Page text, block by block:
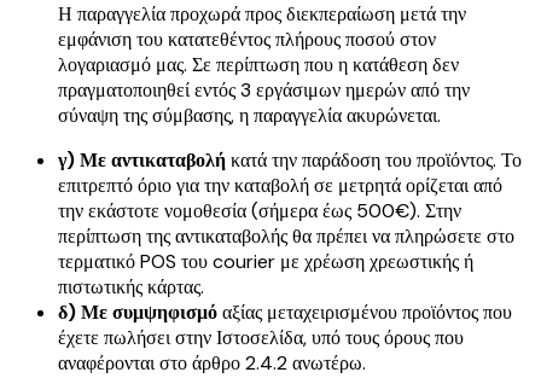
Η παραγγελία προχωρά προς διεκπεραίωση μετά την
εμφάνιση του κατατεθέντος πλήρους ποσού στον
λογαριασμό μας. Σε περίπτωση που η κατάθεση δεν
πραγματοποιηθεί εντός 3 εργάσιμων ημερών από την
σύναψη της σύμβασης, η παραγγελία ακυρώνεται.
γ) Με αντικαταβολήκατά την παράδοση του προϊόντος. Το
επιτρεπτό όριο για την καταβολή σε μετρητά ορίζεται από
την εκάστοτε νομοθεσία (σήμερα έως 500€). Στην
περίπτωση της αντικαταβολής θα πρέπει να πληρώσετε στο
τερματικό POS του courier με χρέωση χρεωστικής ή
πιστωτικής κάρτας.
δ) Με συμψηφισμόαξίας μεταχειρισμένου προϊόντος που
έχετε πωλήσει στην Ιστοσελίδα, υπό τους όρους που
αναφέρονται στο άρθρο 2.4.2 ανωτέρω.